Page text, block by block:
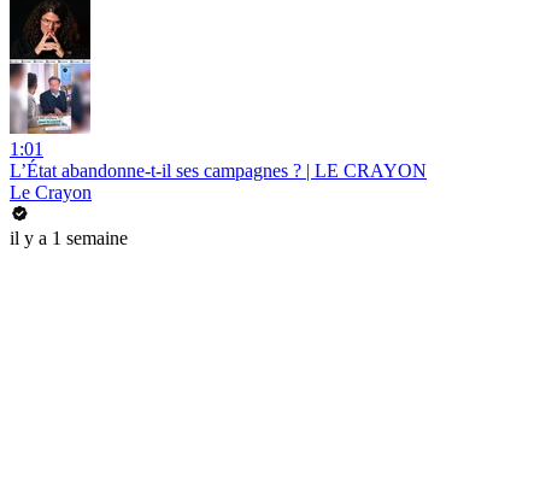
1:01
L’État abandonne-t-il ses campagnes ? | LE CRAYON
Le Crayon
il y a 1 semaine